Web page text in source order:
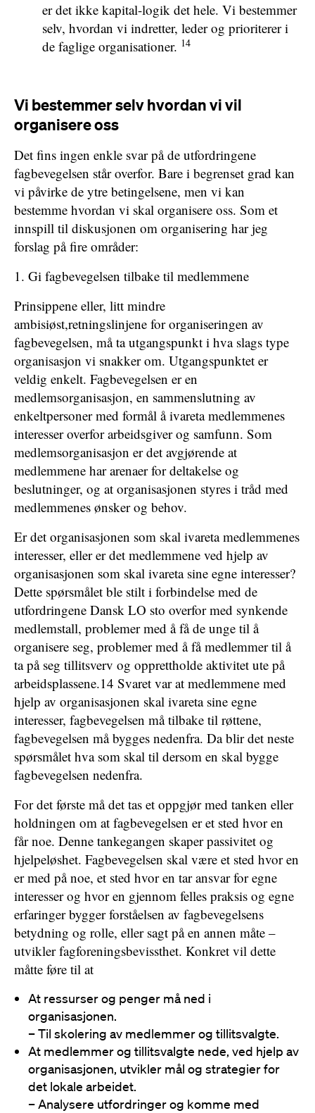
er det ikke kapital-logik det hele. Vi bestemmer
selv, hvordan vi indretter, leder og prioriterer i
de faglige organisationer. 14
Vi bestemmer selv hvordan vi vil
organisere oss
Det fins ingen enkle svar på de utfordringene
fagbevegelsen står overfor. Bare i begrenset grad kan
vi påvirke de ytre betingelsene, men vi kan
bestemme hvordan vi skal organisere oss. Som et
innspill til diskusjonen om organisering har jeg
forslag på fire områder:
1. Gi fagbevegelsen tilbake til medlemmene
Prinsippene eller, litt mindre
ambisiøst,retningslinjene for organiseringen av
fagbevegelsen, må ta utgangspunkt i hva slags type
organisasjon vi snakker om. Utgangspunktet er
veldig enkelt. Fagbevegelsen er en
medlemsorganisasjon, en sammenslutning av
enkeltpersoner med formål å ivareta medlemmenes
interesser overfor arbeidsgiver og samfunn. Som
medlemsorganisasjon er det avgjørende at
medlemmene har arenaer for deltakelse og
beslutninger, og at organisasjonen styres i tråd med
medlemmenes ønsker og behov.
Er det organisasjonen som skal ivareta medlemmenes
interesser, eller er det medlemmene ved hjelp av
organisasjonen som skal ivareta sine egne interesser?
Dette spørsmålet ble stilt i forbindelse med de
utfordringene Dansk LO sto overfor med synkende
medlemstall, problemer med å få de unge til å
organisere seg, problemer med å få medlemmer til å
ta på seg tillitsverv og opprettholde aktivitet ute på
arbeidsplassene.14 Svaret var at medlemmene med
hjelp av organisasjonen skal ivareta sine egne
interesser, fagbevegelsen må tilbake til røttene,
fagbevegelsen må bygges nedenfra. Da blir det neste
spørsmålet hva som skal til dersom en skal bygge
fagbevegelsen nedenfra.
For det første må det tas et oppgjør med tanken eller
holdningen om at fagbevegelsen er et sted hvor en
får noe. Denne tankegangen skaper passivitet og
hjelpeløshet. Fagbevegelsen skal være et sted hvor en
er med på noe, et sted hvor en tar ansvar for egne
interesser og hvor en gjennom felles praksis og egne
erfaringer bygger forståelsen av fagbevegelsens
betydning og rolle, eller sagt på en annen måte –
utvikler fagforeningsbevissthet. Konkret vil dette
måtte føre til at
At ressurser og penger må ned i
organisasjonen.
– Til skolering av medlemmer og tillitsvalgte.
At medlemmer og tillitsvalgte nede, ved hjelp av
organisasjonen, utvikler mål og strategier for
det lokale arbeidet.
– Analysere utfordringer og komme med